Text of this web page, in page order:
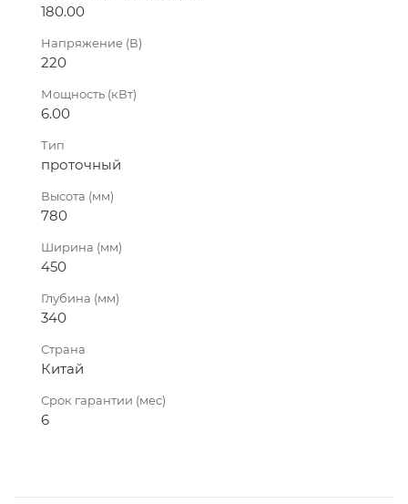
180.00
Напряжение (В)
220
Мощность (кВт)
6.00
Тип
проточный
Высота (мм)
780
Ширина (мм)
450
Глубина (мм)
340
Страна
Китай
Срок гарантии (мес)
6